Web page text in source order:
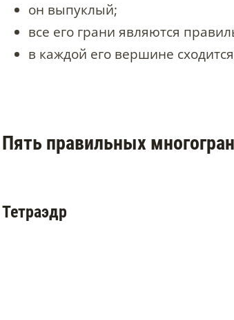
он выпуклый;
все его грани являются
в каждой его вершине
Пять правильных
Тетраэдр